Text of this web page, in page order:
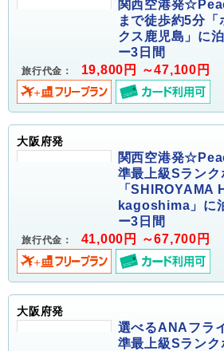
関西空港発
まで徒歩約5分「
クス鹿児島」に
ー3日間
旅行代金： 19,800円 ～47,100円
大阪府発
関西空港発
準最上級Sランク
「SHIROYAMA
kagoshima」に
ー3日間
旅行代金： 41,000円 ～67,700円
大阪府発
選べるANAフラ
準最上級Sランク